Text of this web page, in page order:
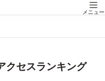
メニュー
クセスランキング